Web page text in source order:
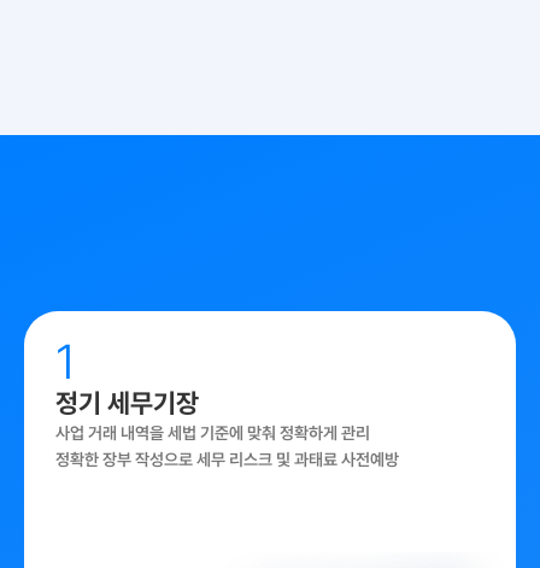
1
정기 세무기장
사업 거래 내역을 세법 기준에 맞춰 정확하게 관리
정확한 장부 작성으로 세무 리스크 및 과태료 사전예방